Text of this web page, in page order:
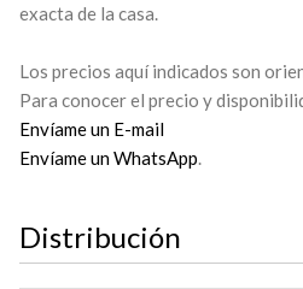
exacta de la casa.
Los precios aquí indicados son
Para conocer el precio y
Envíame un E-mail
Envíame un WhatsApp.
Distribución